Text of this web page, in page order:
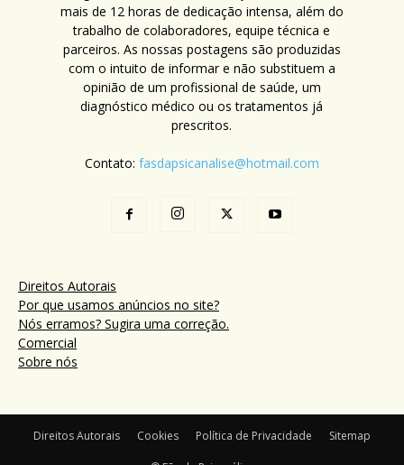
mais de 12 horas de dedicação intensa, além do
trabalho de colaboradores, equipe técnica e
parceiros. As nossas postagens são produzidas
com o intuito de informar e não substituem a
opinião de um profissional de saúde, um
diagnóstico médico ou os tratamentos já
prescritos.
Contato: fasdapsicanalise@hotmail.com
Direitos Autorais
Por que usamos anúncios no site?
Nós erramos? Sugira uma correção.
Comercial
Sobre nós
Direitos Autorais Cookies Política de Privacidade Sitemap